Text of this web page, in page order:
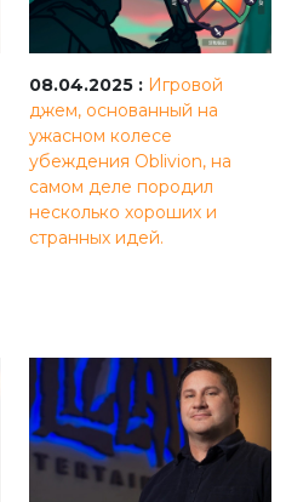
08.04.2025 : Игровой
джем, основанный на
ужасном колесе
убеждения Oblivion, на
самом деле породил
несколько хороших и
странных идей.